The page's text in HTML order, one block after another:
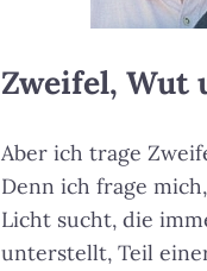
Zweifel, Wut
Aber ich trage
Denn ich frage
Licht sucht, die
unterstellt, Teil